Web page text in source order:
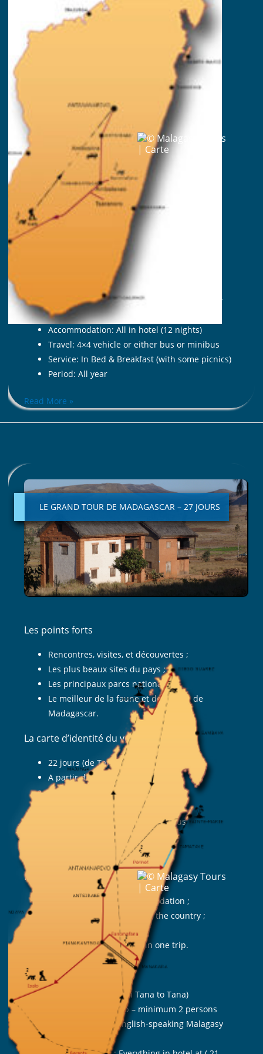
13 jours (de Tana à Tana)
A partir de 2 personnes
Avec guide malgache francophone
En véhicule 4×4 ou bus ou minibus
Idéal toute l’année
Highlights
The landscape of Madagascar highlands ;
The discovery of the valley of Tsaranoro ;
The easy hike in the National Park of Isalo ;
The turquoise lagoon of Ifaty along the
Mozambique Channel.
Duration : 13 days (from Tana to Tana)
Participant: In group – minimum 2 persons
Accompaniment: English speaking Malagasy
Guide
Accommodation: All in hotel (12 nights)
Travel: 4×4 vehicle or either bus or minibus
Service: In Bed & Breakfast (with some picnics)
Period: All year
Read More »
LE GRAND TOUR DE MADAGASCAR – 27 JOURS
Les points forts
Rencontres, visites, et découvertes ;
Les plus beaux sites du pays ;
Les principaux parcs nationaux ;
Le meilleur de la faune et de la flore de
Madagascar.
La carte d’identité du voyage
22 jours (de Tana à Tana)
A partir de 2 personnes
Avec guide malgache francophone
Tout en hôtel (21 nuits)
En véhicule 4×4 ou bus ou minibus
En Bed & Breakfast
Période : Toute l’année
Highlights
A diverse range of accommodation ;
The most beautiful sites in the country ;
The main national parks ;
The best of Madagascar in one trip.
Travel identity card
Durée : 22 days (from Tana to Tana)
Participant: In group – minimum 2 persons
Accompaniment: English-speaking Malagasy
Guide
GRAND
MADAGASCAR
–
27
JOURS